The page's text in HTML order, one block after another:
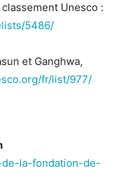
classement Unesco :
5486/
et Ganghwa,
fr/list/977/
la-fondation-de-